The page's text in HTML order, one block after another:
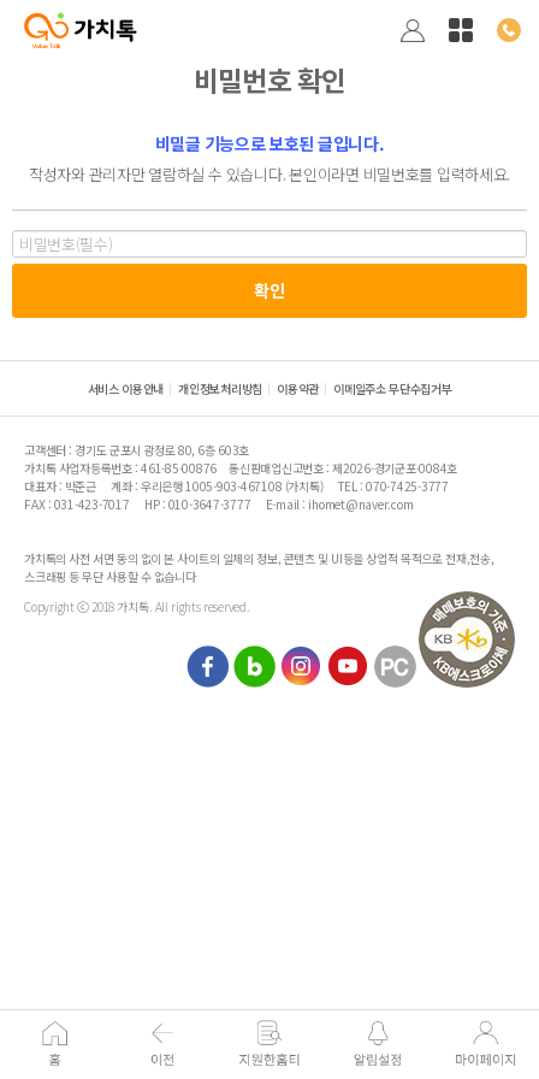
비밀번호 확인
비밀글 기능으로 보호된 글입니다.
작성자와 관리자만 열람하실 수 있습니다. 본인이라면 비밀번호를 입력하세요.
서비스 이용안내 개인정보처리방침 이용약관 이메일주소 무단수집거부
고객센터 : 경기도 군포시 광정로 80, 6층 603호
가치톡 사업자등록번호 : 461-85-00876
통신판매업신고번호 : 제2026-경기군포-0084호
대표자 : 박준근
계좌 : 우리은행 1005-903-467108 (가치톡)
TEL : 070-7425-3777
FAX : 031-423-7017
HP : 010-3647-3777 E-mail : ihomet@naver.com
가치톡의 사전 서면 동의 없이 본 사이트의 일체의 정보, 콘텐츠 및 UI등을 상업적 목적으로 전재,전송,
스크래핑 등 무단 사용할 수 없습니다
Copyright ⓒ 2018 가치톡. All rights reserved.